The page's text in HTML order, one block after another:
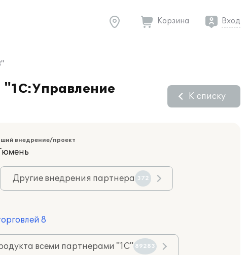
Корзина Вход
"1С:Управление
К списку
внедрение/проект
Другие внедрения партнера 372
8
всеми партнерами "1С" 89283